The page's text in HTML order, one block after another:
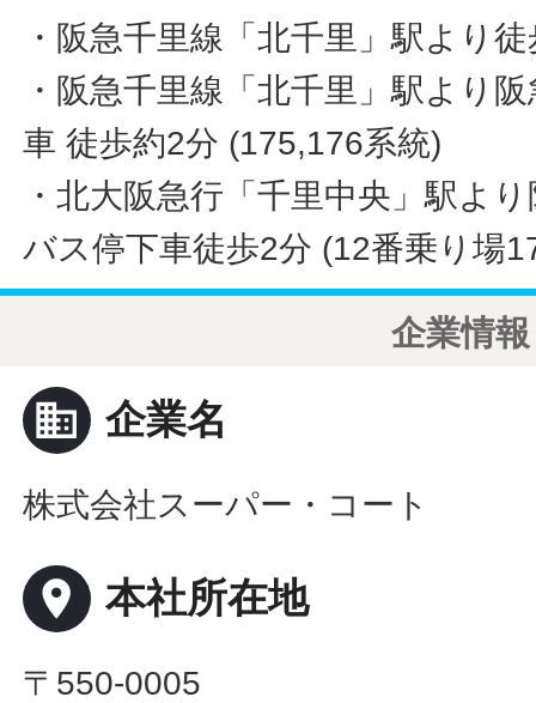
・阪急千里線「北千里」駅より
・阪急千里線「北千里」駅より
車 徒歩約2分 (175,176系統)
・北大阪急行「千里中央」駅よ
バス停下車徒歩2分 (12番乗り場
企業情報
business 企業名
株式会社スーパー・コート
place 本社所在地
〒550-0005